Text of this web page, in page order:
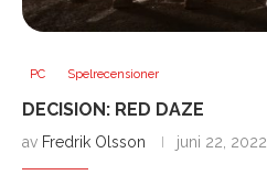
PC Spelrecensioner
DECISION: RED DAZE
av Fredrik Olsson juni 22, 2022